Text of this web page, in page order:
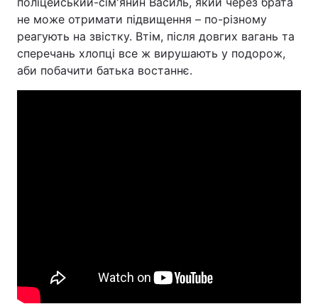
не може отримати підвищення – по-різному
реагують на звістку. Втім, після довгих вагань та
сперечань хлопці все ж вирушають у подорож,
аби побачити батька востаннє.